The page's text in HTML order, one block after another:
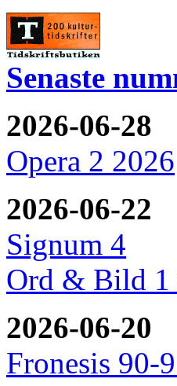
Senaste
2026-06-28
Opera 2 2026
2026-06-22
Signum 4
Ord & Bild 1
2026-06-20
Fronesis 90-